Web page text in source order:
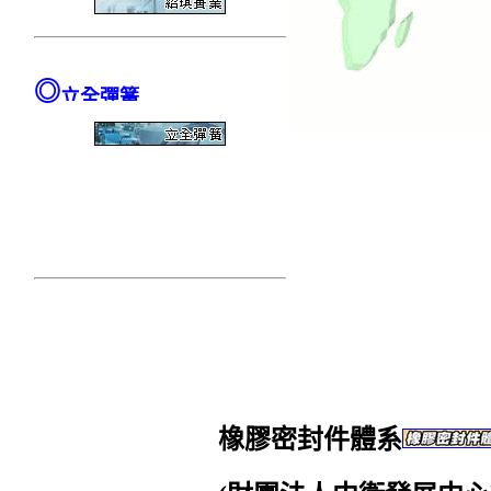
◎立全彈簧
橡膠密封件體系